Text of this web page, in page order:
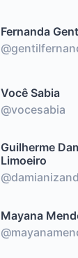
Fernanda
Você Sabia
@vocesabia
Guilherme
Limoeiro
Mayana